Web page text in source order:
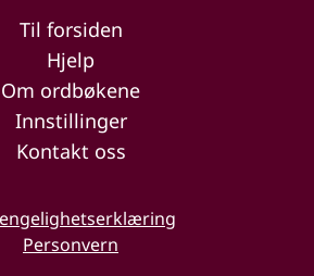
Til forsiden
Hjelp
Om ordbøkene
Innstillinger
Kontakt oss
Personvern